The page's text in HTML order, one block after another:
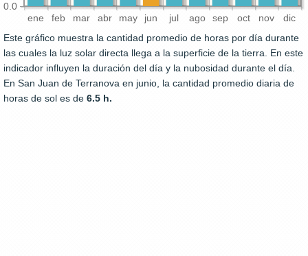
ene feb mar abr may jun jul ago sep oct nov dic
0.0
Este gráfico muestra la cantidad promedio de horas por día durante
las cuales la luz solar directa llega a la superficie de la tierra. En este
indicador influyen la duración del día y la nubosidad durante el día.
En San Juan de Terranova en junio, la cantidad promedio diaria de
horas de sol es de 6.5 h.